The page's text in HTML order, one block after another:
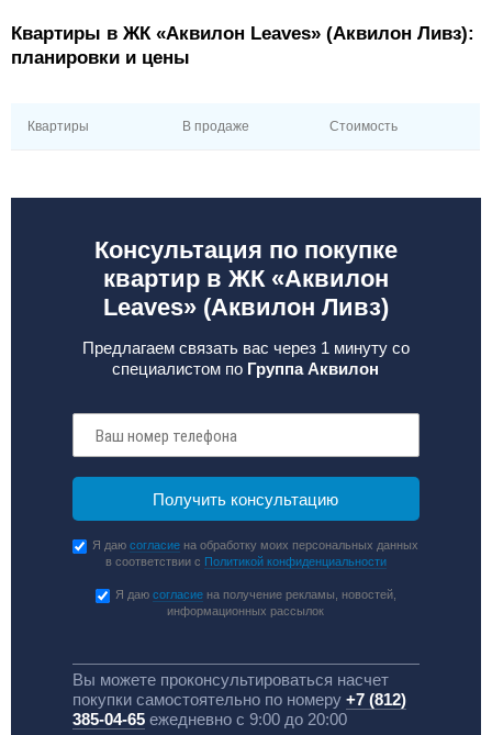
Квартиры в ЖК «Аквилон Leaves» (Аквилон Ливз):
планировки и цены
Квартиры В продаже Стоимость
Консультация по покупке
квартир в ЖК «Аквилон
Leaves» (Аквилон Ливз)
Предлагаем связать вас через 1 минуту со
специалистом по Группа Аквилон
Я даюсогласие на обработку моих персональных данных
в соответствии с Политикой конфиденциальности
Я даю согласиена получение рекламы, новостей,
информационных рассылок
Вы можете проконсультироваться насчет
покупки самостоятельно по номеру +7 (812)
385-04-65ежедневно с 9:00 до 20:00